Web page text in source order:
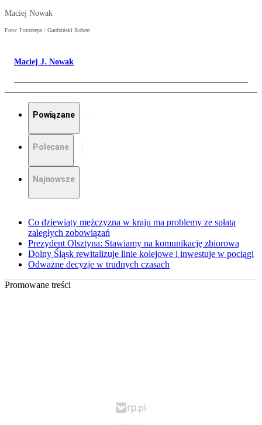
Maciej Nowak
Foto: Fotorzepa / Gardziński Robert
Maciej J. Nowak
Powiązane
Polecane
Najnowsze
Co dziewiąty mężczyzna w kraju ma problemy ze spłatą
zaległych zobowiązań
Prezydent Olsztyna: Stawiamy na komunikację zbiorową
Dolny Śląsk rewitalizuje linie kolejowe i inwestuje w pociągi
Odważne decyzje w trudnych czasach
Promowane treści